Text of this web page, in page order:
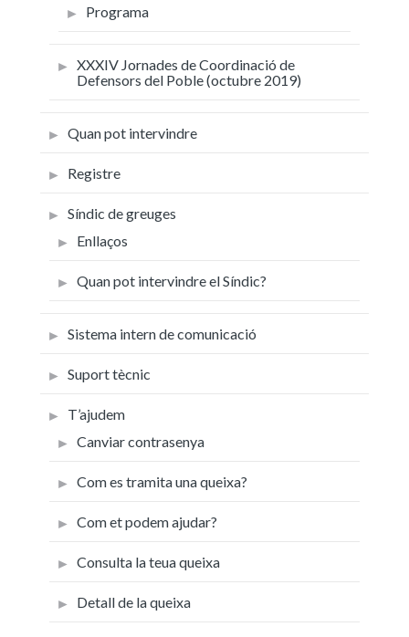
Programa
XXXIV Jornades de Coordinació de
Defensors del Poble (octubre 2019)
Quan pot intervindre
Registre
Síndic de greuges
Enllaços
Quan pot intervindre el Síndic?
Sistema intern de comunicació
Suport tècnic
T’ajudem
Canviar contrasenya
Com es tramita una queixa?
Com et podem ajudar?
Consulta la teua queixa
Detall de la queixa